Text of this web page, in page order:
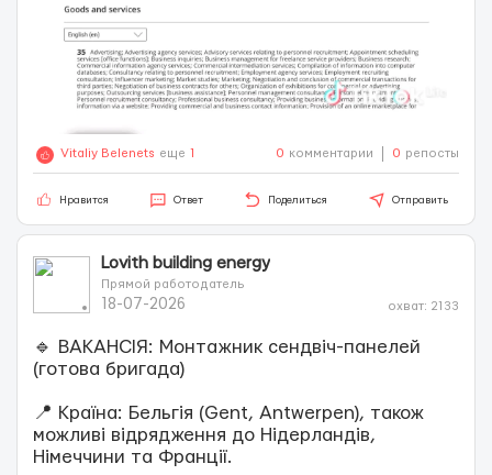
Vitaliy Belenets еще 1 0 комментарии 0 репосты
Нравится Ответ Поделиться Отправить
Lovith building energy
Прямой работодатель
18-07-2026 охват: 2133
🔹 ВАКАНСІЯ: Монтажник сендвіч-панелей
(готова бригада)
📍 Країна: Бельгія (Gent, Antwerpen), також
можливі відрядження до Нідерландів,
Німеччини та Франції.